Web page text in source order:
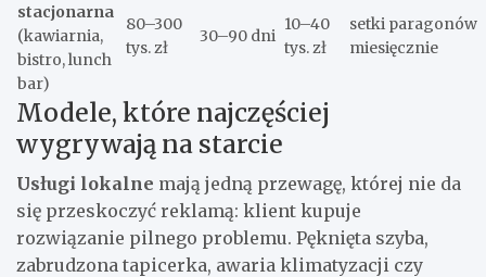
stacjonarna
(kawiarnia,
bistro, lunch
bar)
80–300
tys. zł
30–90 dni
10–40
tys. zł
setki paragonów
miesięcznie
Modele, które najczęściej
wygrywają na starcie
Usługi lokalne mają jedną przewagę, której nie da
się przeskoczyć reklamą: klient kupuje
rozwiązanie pilnego problemu. Pęknięta szyba,
zabrudzona tapicerka, awaria klimatyzacji czy